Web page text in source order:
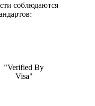
соблюдаются
"Verified By
Visa"